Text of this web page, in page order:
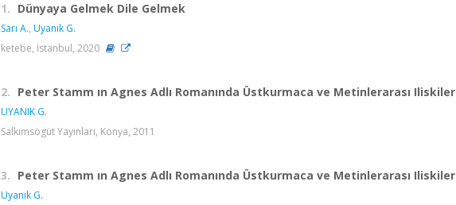
1. Dünyaya Gelmek Dile Gelmek
Sarı A., Uyanık G.
ketebe, İstanbul, 2020
2. Peter Stamm ın Agnes Adlı Romanında Üstkurmaca ve Metinlerarası Iliskiler
UYANIK G.
Salkımsögüt Yayınları, Konya, 2011
3. Peter Stamm ın Agnes Adlı Romanında Üstkurmaca ve Metinlerarası Iliskiler
Uyanık G.